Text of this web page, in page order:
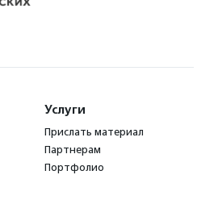
Услуги
Прислать материал
Партнерам
Портфолио